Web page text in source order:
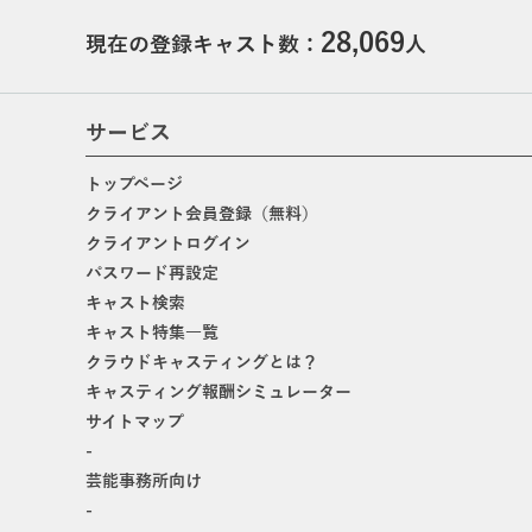
現在の登録キャスト数： 28,069人
サービス
トップページ
クライアント会員登録（無料）
クライアントログイン
パスワード再設定
キャスト検索
キャスト特集一覧
クラウドキャスティングとは？
キャスティング報酬シミュレーター
サイトマップ
-
芸能事務所向け
-